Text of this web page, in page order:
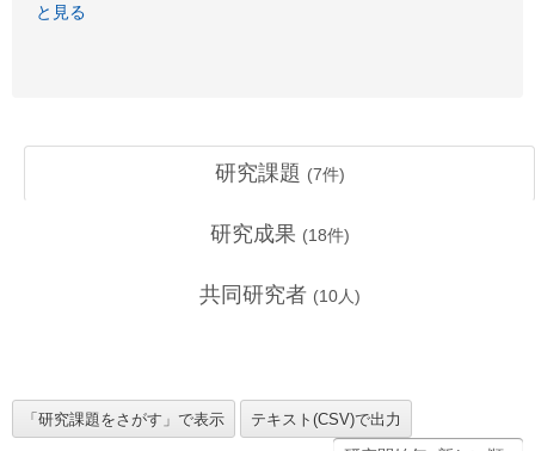
と見る
研究課題 (7件)
研究成果 (18件)
共同研究者 (10人)